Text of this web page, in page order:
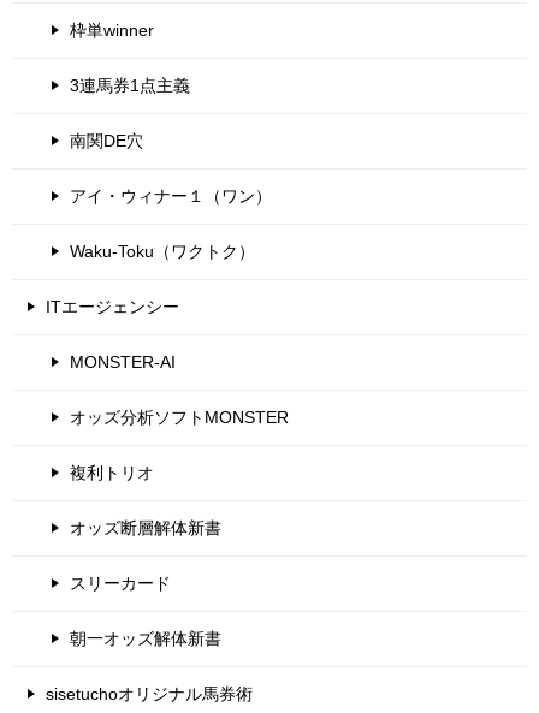
枠単winner
3連馬券1点主義
南関DE穴
アイ・ウィナー１（ワン）
Waku-Toku（ワクトク）
ITエージェンシー
MONSTER-AI
オッズ分析ソフトMONSTER
複利トリオ
オッズ断層解体新書
スリーカード
朝一オッズ解体新書
sisetuchoオリジナル馬券術